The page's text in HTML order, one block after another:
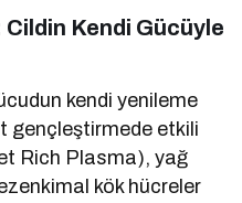
Kendi Gücüyle
kendi yenileme
gençleştirmede etkili
Rich Plasma), yağ
kök hücreler